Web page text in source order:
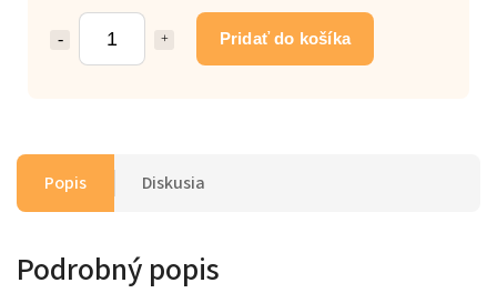
Pridať do košíka
Popis Diskusia
Podrobný popis